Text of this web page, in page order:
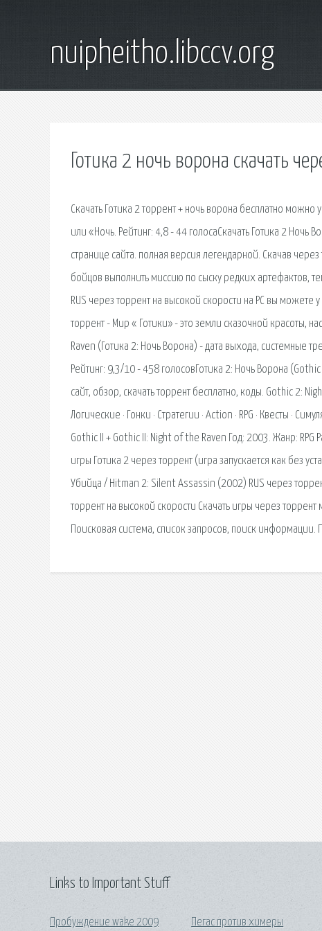
nuipheitho.libccv.org
Готика 2 ночь ворона скачать
Скачать Готика 2 торрент + ночь ворона бесплатно
или «Ночь. Рейтинг: 4,8 - 44 голосаСкачать Готика 2 Ночь
странице сайта. полная версия легендарной. Скачав
бойцов выполнить миссию по сыску редких артефактов,
RUS через торрент на высокой скорости на PC вы можете
торрент - Мир « Готики» - это земли сказочной красоты,
Raven (Готика 2: Ночь Ворона) - дата выхода, системные
Рейтинг: 9,3/10 - 458 голосовГотика 2: Ночь Ворона
сайт, обзор, скачать торрент бесплатно, коды. Gothic 2:
Логические · Гонки · Стратегии · Action · RPG · Квесты ·
Gothic II + Gothic II: Night of the Raven Год: 2003. Жанр:
игры Готика 2 через торрент (игра запускается как без
Убийца / Hitman 2: Silent Assassin (2002) RUS через
торрент на высокой скорости Скачать игры через
Поисковая сиcтема, список запросов, поиск
Links to Important Stuff
Пробуждение wake 2009 Пегас против химеры